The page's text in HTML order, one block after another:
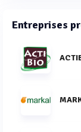
Entreprises